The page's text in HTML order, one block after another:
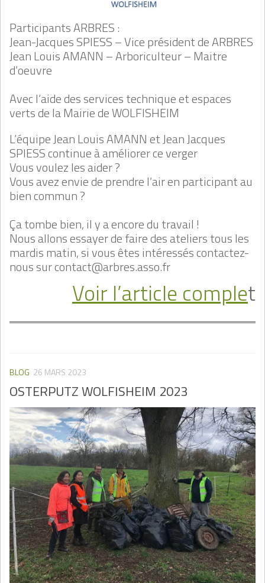
Participants ARBRES :
Jean-Jacques SPIESS – Vice président de ARBRES
Jean Louis AMANN – Arboriculteur – Maitre
d’oeuvre
Avec l’aide des services technique et espaces
verts de la Mairie de WOLFISHEIM
L’équipe Jean Louis AMANN et Jean Jacques
SPIESS continue à améliorer ce verger
Vous voulez les aider ?
Vous avez envie de prendre l’air en participant au
bien commun ?
Ça tombe bien, il y a encore du travail !
Nous allons essayer de faire des ateliers tous les
mardis matin, si vous êtes intéressés contactez-
nous sur contact@arbres.asso.fr
Voir l’article complet
BLOG 26 MARS 2023
OSTERPUTZ WOLFISHEIM 2023